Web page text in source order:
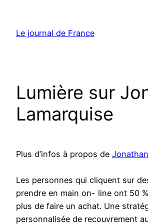
contenu
Le journal de France
Lumière sur
Lamarquise
Plus d’infos à propos de
Les personnes qui cliquent sur
prendre en main on- line ont 50
plus de faire un achat. Une
personnalisée de recouvrement